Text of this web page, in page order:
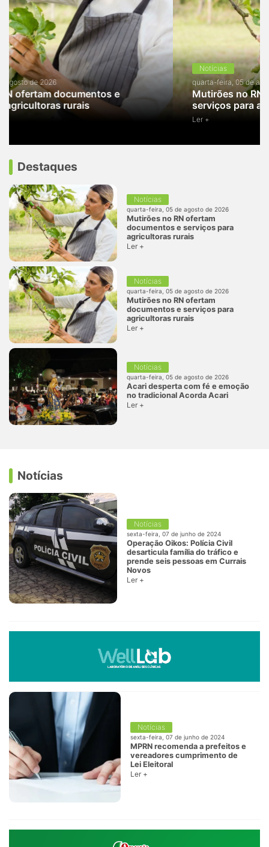
Notícias
quarta-feira, 05 de agosto de 2026
Mutirões no RN ofertam documentos e
serviços para agricultoras rurais
Destaques
Notícias
quarta-feira, 05 de agosto de 2026
Mutirões no RN ofertam
documentos e serviços para
agricultoras rurais
Ler +
Notícias
quarta-feira, 05 de agosto de 2026
Mutirões no RN ofertam
documentos e serviços para
agricultoras rurais
Ler +
Notícias
quarta-feira, 05 de agosto de 2026
Acari desperta com fé e emoção
no tradicional Acorda Acari
Ler +
Notícias
Notícias
sexta-feira, 07 de junho de 2024
Operação Oikos: Polícia Civil
desarticula família do tráfico e
prende seis pessoas em Currais
Novos
Ler +
Notícias
sexta-feira, 07 de junho de 2024
MPRN recomenda a prefeitos e
vereadores cumprimento de
Lei Eleitoral
Ler +